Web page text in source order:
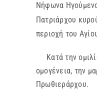
Νήφωνα
Πατριάρχου
περιοχή του
Κατά την
ομογένεια, την
Πρωθιεράρχου.